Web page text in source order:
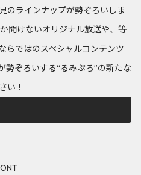
のラインナップが勢ぞろいしま
聞けないオリジナル放送や、等
らではのスペシャルコンテンツ
勢ぞろいする“るみぷろ”の新たな
い！